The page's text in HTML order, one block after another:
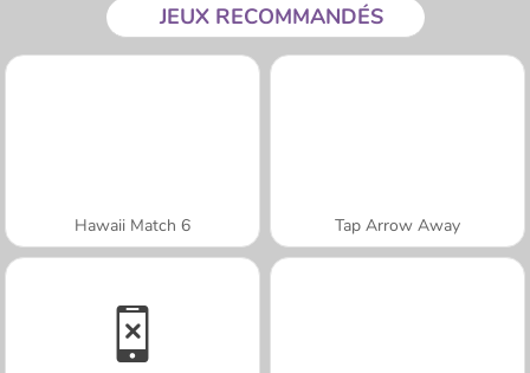
JEUX RECOMMANDÉS
Hawaii Match 6 Tap Arrow Away